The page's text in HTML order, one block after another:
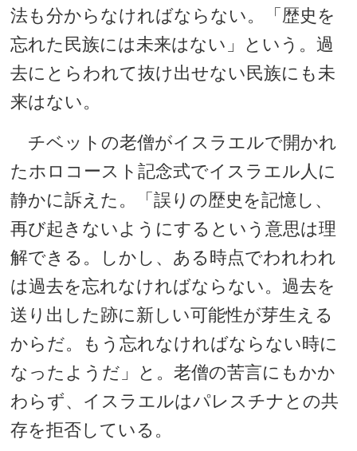
法も分からなければならない。「歴史を
忘れた民族には未来はない」という。過
去にとらわれて抜け出せない民族にも未
来はない。
チベットの老僧がイスラエルで開かれ
たホロコースト記念式でイスラエル人に
静かに訴えた。「誤りの歴史を記憶し、
再び起きないようにするという意思は理
解できる。しかし、ある時点でわれわれ
は過去を忘れなければならない。過去を
送り出した跡に新しい可能性が芽生える
からだ。もう忘れなければならない時に
なったようだ」と。老僧の苦言にもかか
わらず、イスラエルはパレスチナとの共
存を拒否している。